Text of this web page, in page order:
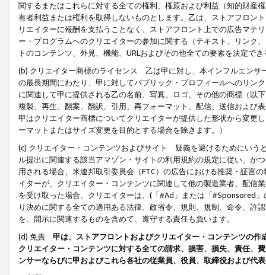
関するまたはこれらに対する全ての権利、権原および利益（知的財産
有者利益または権利を取得しないものとします。乙は、ストアフロン
リエイターに報酬を支払うことなく、ストアフロント上での広告マテ
ー・プログラムへのクリエイターの参加に関する（テキスト、リンク
トのコンテンツ、外見、機能、URLおよびその他全ての要素を決定で
(b) クリエイター商標のライセンス 乙は甲に対し、本インフルエンサ
の最長期間にわたり、甲に対してパブリック・プロフィールへのリン
に関連して甲に提供される乙の名前、写真、ロゴ、その他の商標（以
複製、再生、翻案、翻訳、引用、再フォーマット、配信、送信および
甲はクリエイター商標についてクリエイターが提供した形状から変更
ーマットまたはサイズ変更を目的とする場合を除きます。）
(c) クリエイター・コンテンツおよびサイト 疑義を避けるためにいう
ル提出に関連する該当アマゾン・サイトの利用規約の規定に従い、か
用される場合、米連邦取引委員会（FTC）の広告における推奨・証言
イターが、クリエイター・コンテンツに関連して他の製造業者、配信
を受け取った場合、クリエイターは、(「#Ad」または「#Sponsored
り決めに関する全ての適用ある法律、政省令、規則、規制、命令、許
を、開示に関連するものを含めて、遵守する責任も負います。
(d) 免責 甲は、ストアフロントおよびクリエイター・コンテンツの
クリエイター・コンテンツに対する全ての請求、損害、損失、責任、
ンサーならびに甲およびこれら各社の従業員、役員、取締役および代